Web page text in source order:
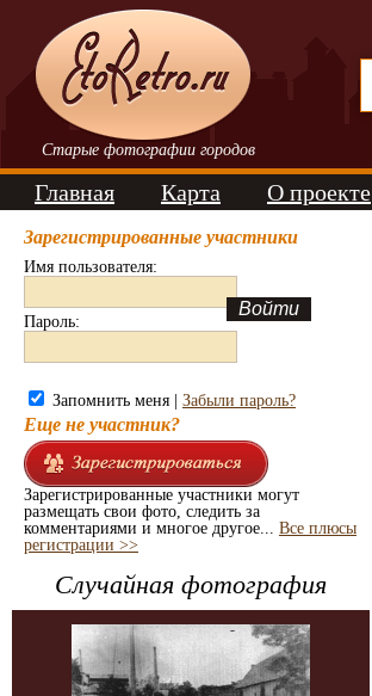
Старые фотографии городов
Главная Карта О проекте
Зарегистрированные участники
Имя пользователя:
Пароль:
Запомнить меня | Забыли пароль?
Еще не участник?
Зарегистрированные участники могут
размещать свои фото, следить за
комментариями и многое другое... Все плюсы
регистрации >>
Случайная фотография